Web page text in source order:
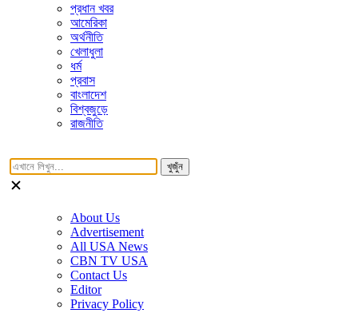
প্রধান খবর
আমেরিকা
অর্থনীতি
খেলাধুলা
ধর্ম
প্রবাস
বাংলাদেশ
বিশ্বজুড়ে
রাজনীতি
খুজুঁন
About Us
Advertisement
All USA News
CBN TV USA
Contact Us
Editor
Privacy Policy